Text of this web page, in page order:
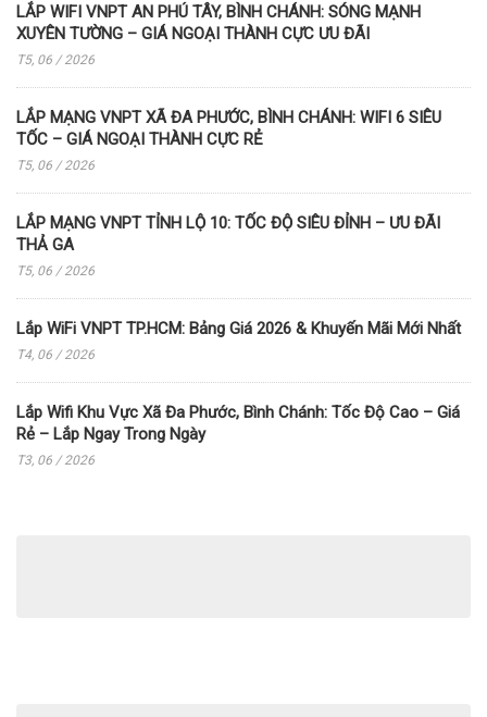
LẮP WIFI VNPT AN PHÚ TÂY, BÌNH CHÁNH: SÓNG MẠNH
XUYÊN TƯỜNG – GIÁ NGOẠI THÀNH CỰC ƯU ĐÃI
T5, 06 / 2026
LẮP MẠNG VNPT XÃ ĐA PHƯỚC, BÌNH CHÁNH: WIFI 6 SIÊU
TỐC – GIÁ NGOẠI THÀNH CỰC RẺ
T5, 06 / 2026
LẮP MẠNG VNPT TỈNH LỘ 10: TỐC ĐỘ SIÊU ĐỈNH – ƯU ĐÃI
THẢ GA
T5, 06 / 2026
Lắp WiFi VNPT TP.HCM: Bảng Giá 2026 & Khuyến Mãi Mới Nhất
T4, 06 / 2026
Lắp Wifi Khu Vực Xã Đa Phước, Bình Chánh: Tốc Độ Cao – Giá
Rẻ – Lắp Ngay Trong Ngày
T3, 06 / 2026